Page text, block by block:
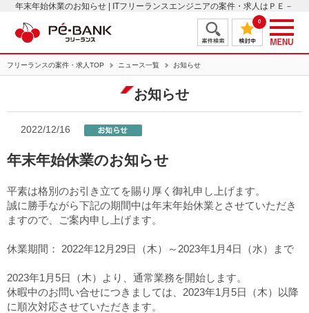
年末年始休業のお知らせ | ITフリーランスエンジニアの案件・求人はＰＥ－
0
フリーランスの案件・求人TOP ニュース一覧 お知らせ
お知らせ
2022/12/16
年末年始休業のお知らせ
平素は格別のお引き立てを賜り厚く御礼申し上げます。
誠に勝手ながら下記の期間中は年末年始休業とさせていただき
ますので、ご案内申し上げます。
休業期間： 2022年12月29日（木）～2023年1月4日（水）まで
2023年1月5日（木）より、通常業務を開始します。
休暇中のお問い合せにつきましては、2023年1月5日（木）以降
に順次対応させていただきます。